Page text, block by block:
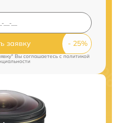
заявку
Вы соглашаетесь cполитикой